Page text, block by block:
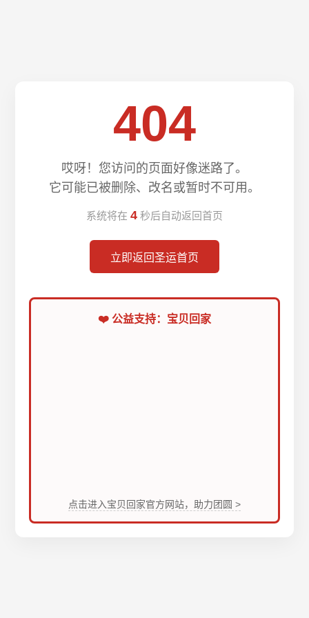
404
哎呀！您访问的页面好像迷路了。
它可能已被删除、改名或暂时不可用。
系统将在 4 秒后自动返回首页
立即返回圣运首页
❤️ 公益支持：宝贝回家
点击进入宝贝回家官方网站，助力团圆 >